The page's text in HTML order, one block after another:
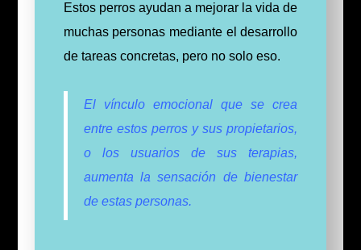
Estos perros ayudan a mejorar la vida de
muchas personas mediante el desarrollo
de tareas concretas, pero no solo eso.
El vínculo emocional que se crea
entre estos perros y sus propietarios,
o los usuarios de sus terapias,
aumenta la sensación de bienestar
de estas personas.